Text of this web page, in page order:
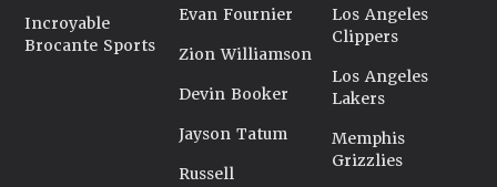
Incroyable
Brocante Sports
Evan Fournier
Zion Williamson
Devin Booker
Jayson Tatum
Russell
Los Angeles
Clippers
Los Angeles
Lakers
Memphis
Grizzlies